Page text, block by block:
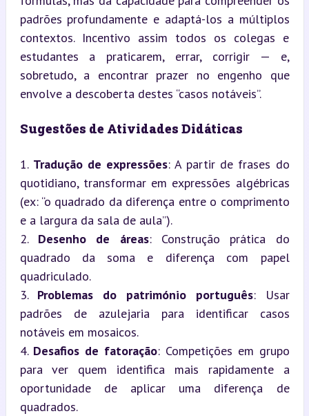
padrões profundamente e adaptá-los a múltiplos
contextos. Incentivo assim todos os colegas e
estudantes a praticarem, errar, corrigir — e,
sobretudo, a encontrar prazer no engenho que
envolve a descoberta destes “casos notáveis”.
Sugestões de Atividades Didáticas
1. Tradução de expressões: A partir de frases do
quotidiano, transformar em expressões algébricas
(ex: “o quadrado da diferença entre o comprimento
e a largura da sala de aula”).
2. Desenho de áreas: Construção prática do
quadrado da soma e diferença com papel
quadriculado.
3. Problemas do património português: Usar
padrões de azulejaria para identificar casos
notáveis em mosaicos.
4. Desafios de fatoração: Competições em grupo
para ver quem identifica mais rapidamente a
oportunidade de aplicar uma diferença de
quadrados.